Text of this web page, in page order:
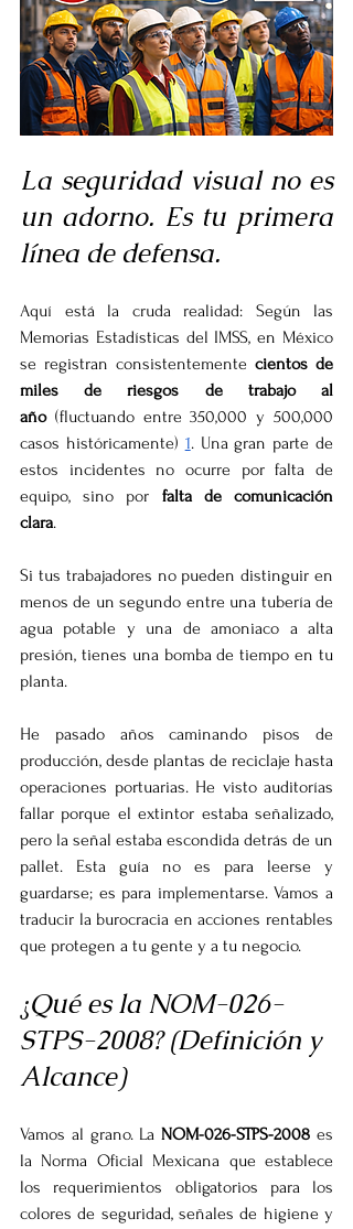
La seguridad visual no es
un adorno. Es tu primera
línea de defensa.
Aquí está la cruda realidad: Según las
Memorias Estadísticas del IMSS, en México
se registran consistentemente cientos de
miles de riesgos de trabajo al
año (fluctuando entre 350,000 y 500,000
casos históricamente) 1. Una gran parte de
estos incidentes no ocurre por falta de
equipo, sino por falta de comunicación
clara.
Si tus trabajadores no pueden distinguir en
menos de un segundo entre una tubería de
agua potable y una de amoniaco a alta
presión, tienes una bomba de tiempo en tu
planta.
He pasado años caminando pisos de
producción, desde plantas de reciclaje hasta
operaciones portuarias. He visto auditorías
fallar porque el extintor estaba señalizado,
pero la señal estaba escondida detrás de un
pallet. Esta guía no es para leerse y
guardarse; es para implementarse. Vamos a
traducir la burocracia en acciones rentables
que protegen a tu gente y a tu negocio.
¿Qué es la NOM-026-
STPS-2008? (Definición y
Alcance)
Vamos al grano. La NOM-026-STPS-2008 es
la Norma Oficial Mexicana que establece
los requerimientos obligatorios para los
colores de seguridad, señales de higiene y